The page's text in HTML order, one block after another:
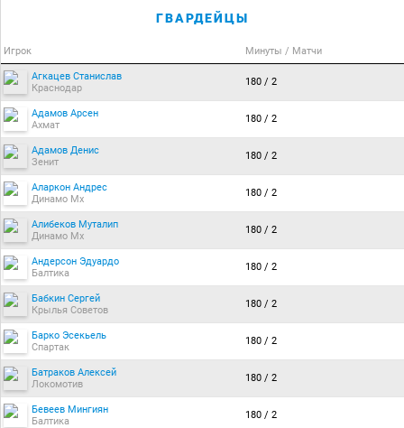
ГВАРДЕЙЦЫ
Игрок Минуты / Матчи
Агкацев Станислав
Краснодар
180 / 2
Адамов Арсен
Ахмат
180 / 2
Адамов Денис
Зенит
180 / 2
Аларкон Андрес
Динамо Мх
180 / 2
Алибеков Муталип
Динамо Мх
180 / 2
Андерсон Эдуардо
Балтика
180 / 2
Бабкин Сергей
Крылья Советов
180 / 2
Барко Эсекьель
Спартак
180 / 2
Батраков Алексей
Локомотив
180 / 2
Бевеев Мингиян
Балтика
180 / 2